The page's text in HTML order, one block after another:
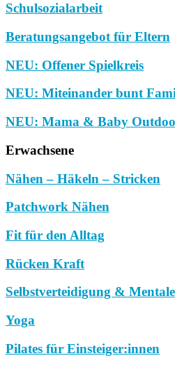
Schulsozialarbeit
Beratungsangebot für Eltern
NEU: Offener Spielkreis
NEU: Miteinander bunt
NEU: Mama & Baby
Erwachsene
Nähen – Häkeln – Stricken
Patchwork Nähen
Fit für den Alltag
Rücken Kraft
Selbstverteidigung &
Yoga
Pilates für Einsteiger:innen